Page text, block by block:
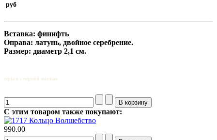
руб
Вставка: финифть
Оправа: латунь, двойное серебрение.
Размер: диаметр 2,1 см.
серьги с черной эмалью
С этим товаром также покупают:
Кольцо Волшебство
990.00